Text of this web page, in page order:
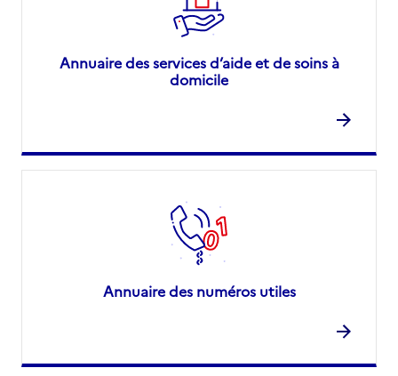
Annuaire des services d’aide et de soins à
domicile
Annuaire des numéros utiles